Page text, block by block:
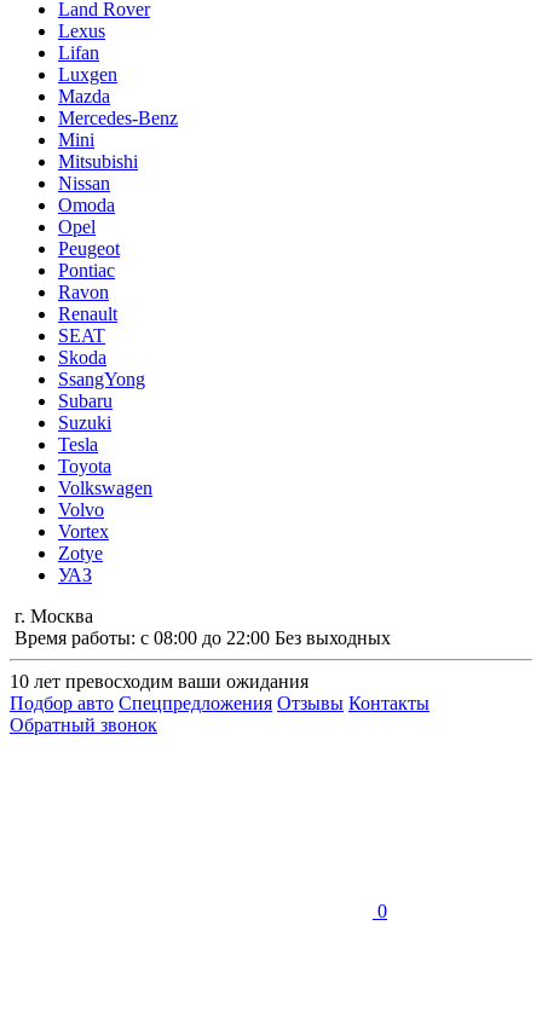
Land Rover
Lexus
Lifan
Luxgen
Mazda
Mercedes-Benz
Mini
Mitsubishi
Nissan
Omoda
Opel
Peugeot
Pontiac
Ravon
Renault
SEAT
Skoda
SsangYong
Subaru
Suzuki
Tesla
Toyota
Volkswagen
Volvo
Vortex
Zotye
УАЗ
г. Москва
Время работы: с 08:00 до 22:00 Без выходных
10 лет превосходим ваши ожидания
Подбор авто Спецпредложения Отзывы Контакты
Обратный звонок
0